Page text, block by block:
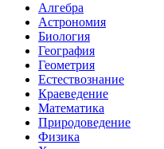
Алгебра
Астрономия
Биология
География
Геометрия
Естествознание
Краеведение
Математика
Природоведение
Физика